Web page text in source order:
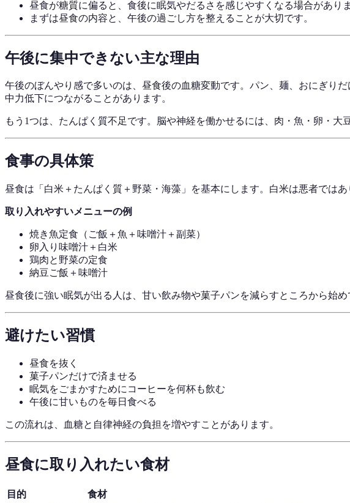
昼食が糖質に偏ると、食後に眠気やだるさを感じやすくなる場合がありま
まずは昼食の内容と、午後の過ごし方を整えることが大切です。
午後に集中できない主な理由
午後のぼんやり感で多いのは、昼食後の血糖変動です。パン、麺、おにぎり
中力低下につながることがあります。
もう1つは、たんぱく質不足です。脳や神経を働かせるには、肉・魚・卵・
食事の具体策
昼食は「白米＋たんぱく質＋野菜・海藻」を基本にします。白米は悪者では
取り入れやすいメニューの例
焼き魚定食（ご飯＋魚＋味噌汁＋副菜）
卵入り味噌汁＋白米
鶏肉と野菜の定食
納豆ご飯＋味噌汁
昼食後に強い眠気が出る人は、甘い飲み物や菓子パンを減らすところから始め
避けたい習慣
昼食を抜く
菓子パンだけで済ませる
眠気をごまかすためにコーヒーを何杯も飲む
午後に甘いものを毎日食べる
この流れは、血糖と自律神経の負担を増やすことがあります。
昼食に取り入れたい食材
目的
食材